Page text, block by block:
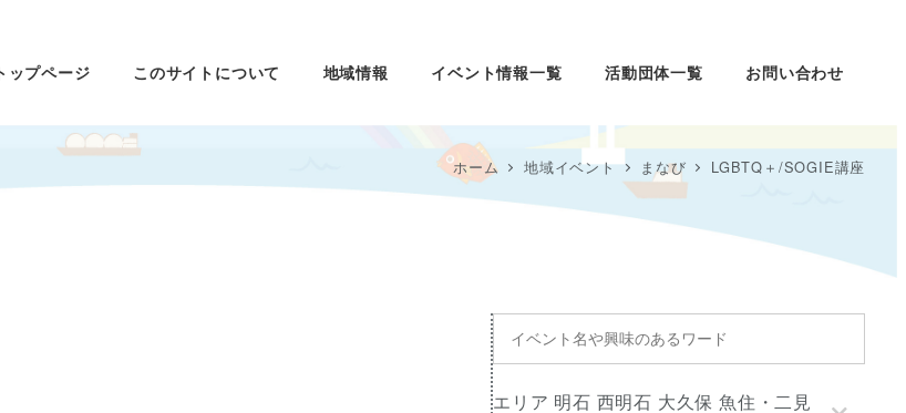
ップページ このサイトについて 地域情報 イベント情報一覧 活動団体一覧 お問い合わせ
ホーム 地域イベント まなび LGBTQ＋/SOGIE講座
イ
ベ
ン
エ
エリア 明石 西明石 大久保 魚住・二見